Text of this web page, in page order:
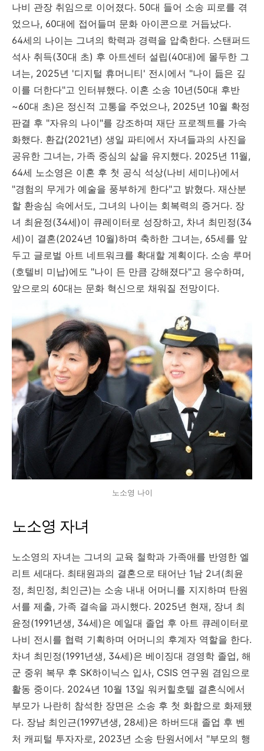
나비 관장 취임으로 이어졌다. 50대 들어 소송 피로를 겪
었으나, 60대에 접어들며 문화 아이콘으로 거듭났다.
64세의 나이는 그녀의 학력과 경력을 압축한다. 스탠퍼드
석사 취득(30대 초) 후 아트센터 설립(40대)에 몰두한 그
녀는, 2025년 '디지털 휴머니티' 전시에서 "나이 듦은 깊
이를 더한다"고 인터뷰했다. 이혼 소송 10년(50대 후반
~60대 초)은 정신적 고통을 주었으나, 2025년 10월 확정
판결 후 "자유의 나이"를 강조하며 재단 프로젝트를 가속
화했다. 환갑(2021년) 생일 파티에서 자녀들과의 사진을
공유한 그녀는, 가족 중심의 삶을 유지했다. 2025년 11월,
64세 노소영은 이혼 후 첫 공식 석상(나비 세미나)에서
"경험의 무게가 예술을 풍부하게 한다"고 밝혔다. 재산분
할 환송심 속에서도, 그녀의 나이는 회복력의 증거다. 장
녀 최윤정(34세)이 큐레이터로 성장하고, 차녀 최민정(34
세)이 결혼(2024년 10월)하며 축하한 그녀는, 65세를 앞
두고 글로벌 아트 네트워크를 확대할 계획이다. 소송 루머
(호텔비 미납)에도 "나이 든 만큼 강해졌다"고 응수하며,
앞으로의 60대는 문화 혁신으로 채워질 전망이다.
노소영 나이
노소영 자녀
노소영의 자녀는 그녀의 교육 철학과 가족애를 반영한 엘
리트 세대다. 최태원과의 결혼으로 태어난 1남 2녀(최윤
정, 최민정, 최인근)는 소송 내내 어머니를 지지하며 탄원
서를 제출, 가족 결속을 과시했다. 2025년 현재, 장녀 최
윤정(1991년생, 34세)은 예일대 졸업 후 아트 큐레이터로
나비 전시를 협력 기획하며 어머니의 후계자 역할을 한다.
차녀 최민정(1991년생, 34세)은 베이징대 경영학 졸업, 해
군 중위 복무 후 SK하이닉스 입사, CSIS 연구원 겸임으로
활동 중이다. 2024년 10월 13일 워커힐호텔 결혼식에서
부모가 나란히 참석한 장면은 소송 후 첫 화합으로 화제됐
다. 장남 최인근(1997년생, 28세)은 하버드대 졸업 후 벤
처 캐피털 투자자로, 2023년 소송 탄원서에서 "부모의 행